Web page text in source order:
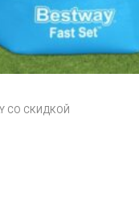
СО СКИДКОЙ